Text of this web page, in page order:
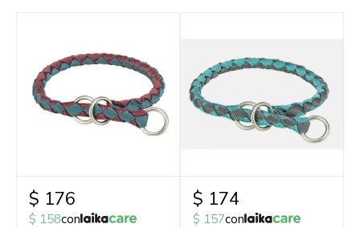
$ 176
$ 158con
$ 174
$ 157con